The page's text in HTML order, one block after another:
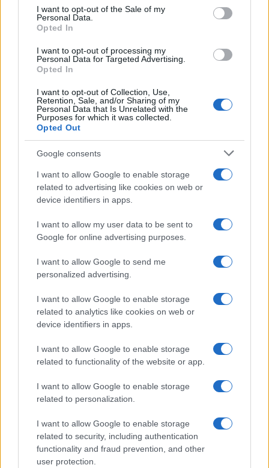
services and may gather and store information including but
not limited to your visit or usage behaviour. You may click to
grant or deny consent to Google and its third-party tags to
consent section.
I want to opt-out of the Sale of my
Personal Data.
Opted In
I want to opt-out of processing my
Personal Data for Targeted Advertising.
Opted In
I want to opt-out of Collection, Use,
Retention, Sale, and/or Sharing of my
Personal Data that Is Unrelated with the
Purposes for which it was collected.
Opted Out
Google consents
I want to allow Google to enable storage
related to advertising like cookies on web or
device identifiers in apps.
I want to allow my user data to be sent to
Google for online advertising purposes.
I want to allow Google to send me
personalized advertising.
I want to allow Google to enable storage
related to analytics like cookies on web or
device identifiers in apps.
I want to allow Google to enable storage
related to functionality of the website or app.
I want to allow Google to enable storage
related to personalization.
I want to allow Google to enable storage
related to security, including authentication
functionality and fraud prevention, and other
user protection.
FRASI
Frasi celebri
Frasi da condividere
Poesie
Frasi dei film
Frasi film più lette
Incipit dei film
Film più cercati
Frasi sul cinema
SERVIZI
Mappa del sito
Cookie Policy
Frasi suddivise per tema
Indice degli autori
Aforismi .meglio.it è l'archivio web dedicato a frasi,
aforismi e citazioni più grande del web (137.905 frasi in
database) • ©2005-2025 • La riproduzione dei testi è